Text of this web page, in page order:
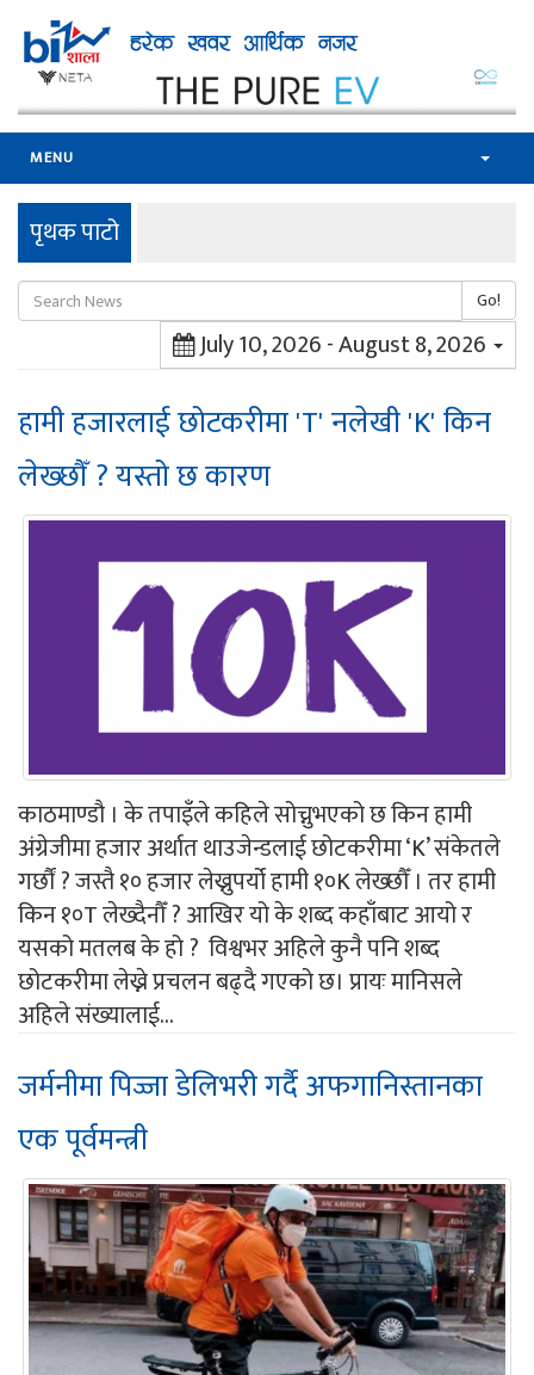
MENU
पृथक पाटो
Go!
July 10, 2026 - August 8, 2026
हामी हजारलाई छोटकरीमा 'T' नलेखी 'K' किन
लेख्छौँ ? यस्तो छ कारण
काठमाण्डौ । के तपाइँले कहिले सोच्नुभएको छ किन हामी
अंग्रेजीमा हजार अर्थात थाउजेन्डलाई छोटकरीमा ‘K’ संकेतले
गर्छौं ? जस्तै १० हजार लेख्नुपर्यो हामी १०K लेख्छौँ । तर हामी
किन १०T लेख्दैनौँ ? आखिर यो के शब्द कहाँबाट आयो र
यसको मतलब के हो ? विश्वभर अहिले कुनै पनि शब्द
छोटकरीमा लेख्ने प्रचलन बढ्दै गएको छ। प्रायः मानिसले
अहिले संख्यालाई...
जर्मनीमा पिज्जा डेलिभरी गर्दै अफगानिस्तानका
एक पूर्वमन्त्री